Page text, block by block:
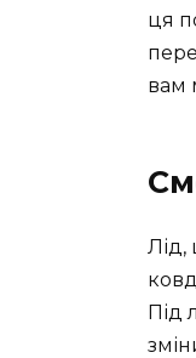
ця
вам
Лід,
Під